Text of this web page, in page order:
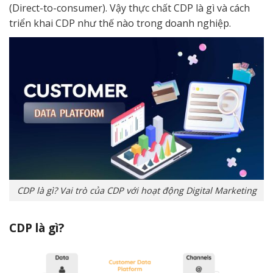
(Direct-to-consumer). Vậy thực chất CDP là gì và cách
triển khai CDP như thế nào trong doanh nghiệp.
CDP là gì? Vai trò của CDP với hoạt động Digital Marketing
CDP là gì?